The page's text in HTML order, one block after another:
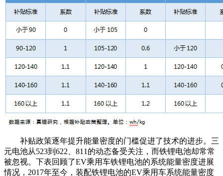
补贴政策逐年提升能量密度的门槛促进了技术的进步。三
元电池从523到622、811的动态备受关注，而铁锂电池却常常
被忽视。下表回顾了EV乘用车铁锂电池的系统能量密度进展
情况，2017年至今，装配铁锂电池的EV乘用车系统能量密度